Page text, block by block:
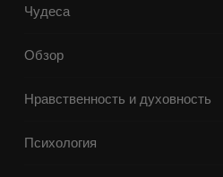
Чудеса
Обзор
Нравственность и духовность
Психология